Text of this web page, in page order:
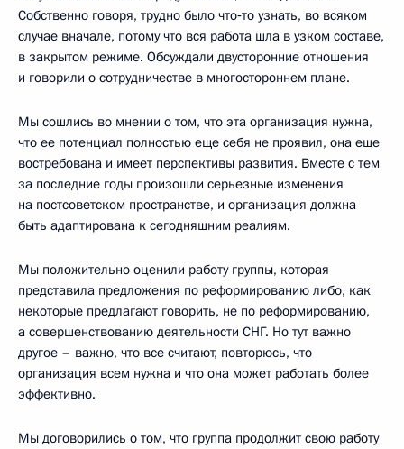
Собственно говоря, трудно было что‑то узнать, во всяком
случае вначале, потому что вся работа шла в узком составе,
в закрытом режиме. Обсуждали двусторонние отношения
и говорили о сотрудничестве в многостороннем плане.
Мы сошлись во мнении о том, что эта организация нужна,
что ее потенциал полностью еще себя не проявил, она еще
востребована и имеет перспективы развития. Вместе с тем
за последние годы произошли серьезные изменения
на постсоветском пространстве, и организация должна
быть адаптирована к сегодняшним реалиям.
Мы положительно оценили работу группы, которая
представила предложения по реформированию либо, как
некоторые предлагают говорить, не по реформированию,
а совершенствованию деятельности СНГ. Но тут важно
другое – важно, что все считают, повторюсь, что
организация всем нужна и что она может работать более
эффективно.
Мы договорились о том, что группа продолжит свою работу